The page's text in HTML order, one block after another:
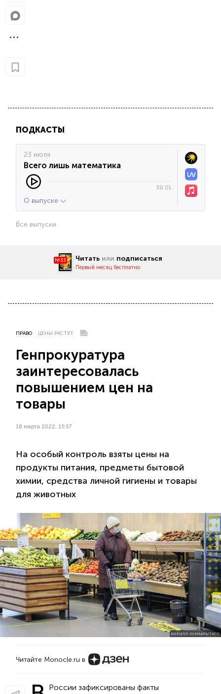
ПОДКАСТЫ
23 июля
Всего лишь математика
38:01
О выпуске
Все выпуски
№33 Читать или подписаться
Первый месяц бесплатно
ПРАВО ЦЕНЫ РАСТУТ
Генпрокуратура
заинтересовалась
повышением цен на
товары
18 марта 2022, 15:57
На особый контроль взяты цены на
продукты питания, предметы бытовой
химии, средства личной гигиены и товары
для животных
КИРИЛЛ КУХМАРЬ/ТАСС
Читайте Monocle.ru в
России зафиксированы факты